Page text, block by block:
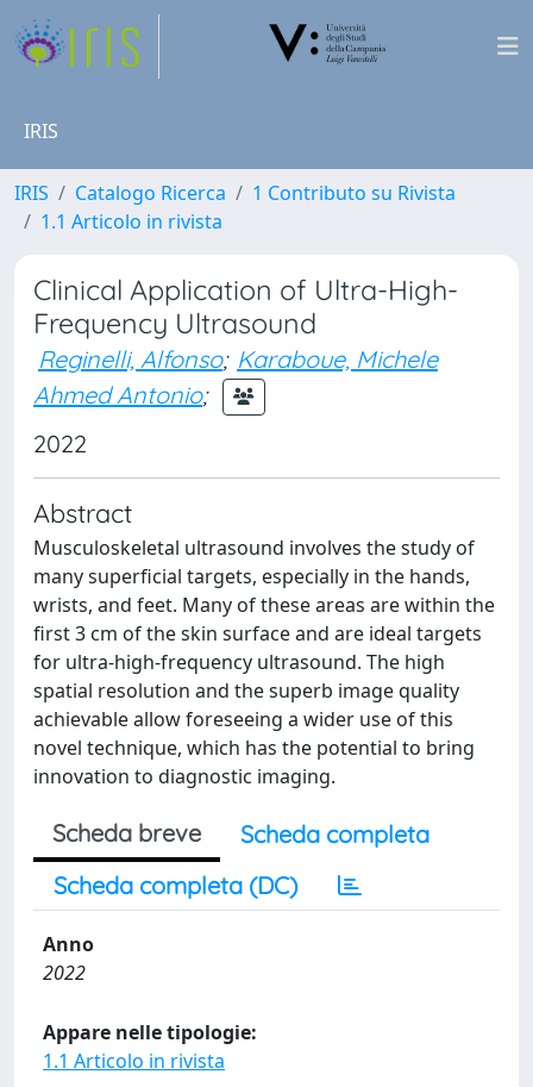
IRIS
IRIS Catalogo Ricerca
1 Contributo su Rivista
1.1 Articolo in rivista
Clinical Application of Ultra-High-
Frequency Ultrasound
Reginelli, Alfonso; Karaboue, Michele
Ahmed Antonio;
2022
Abstract
Musculoskeletal ultrasound involves the study of
many superficial targets, especially in the hands,
wrists, and feet. Many of these areas are within the
first 3 cm of the skin surface and are ideal targets
for ultra-high-frequency ultrasound. The high
spatial resolution and the superb image quality
achievable allow foreseeing a wider use of this
novel technique, which has the potential to bring
innovation to diagnostic imaging.
Scheda breve
Scheda completa
Scheda completa (DC)
Anno
2022
Appare nelle tipologie:
1.1 Articolo in rivista